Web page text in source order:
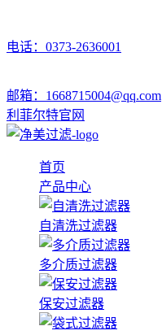
电话：0373-2636001
邮箱：1668715004@qq.com
利菲尔特官网
首页
产品中心
自清洗过滤器
多介质过滤器
保安过滤器